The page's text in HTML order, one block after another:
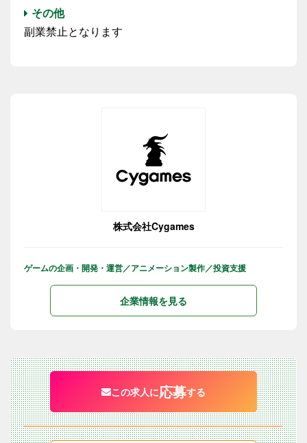
その他
副業禁止となります
株式会社Cygames
ゲームの企画・開発・運営／アニメーション製作／投資支援
企業情報を見る
この求人に応募する